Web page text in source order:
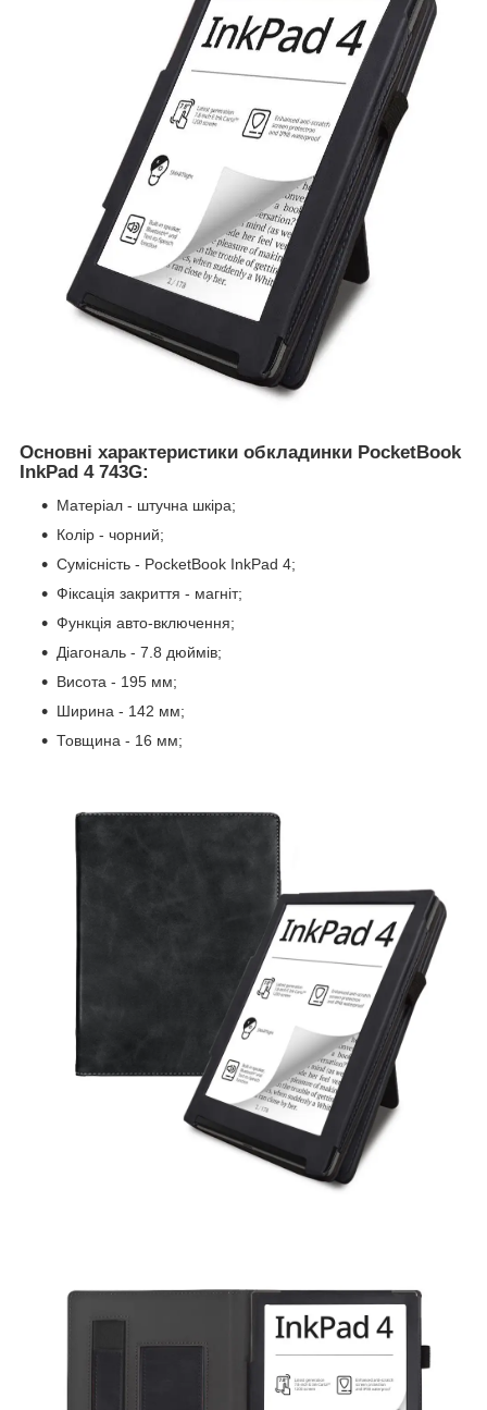
Основні характеристики обкладинки PocketBook
InkPad 4 743G:
Матеріал - штучна шкіра;
Колір - чорний;
Сумісність - PocketBook InkPad 4;
Фіксація закриття - магніт;
Функція авто-включення;
Діагональ - 7.8 дюймів;
Висота - 195 мм;
Ширина - 142 мм;
Товщина - 16 мм;